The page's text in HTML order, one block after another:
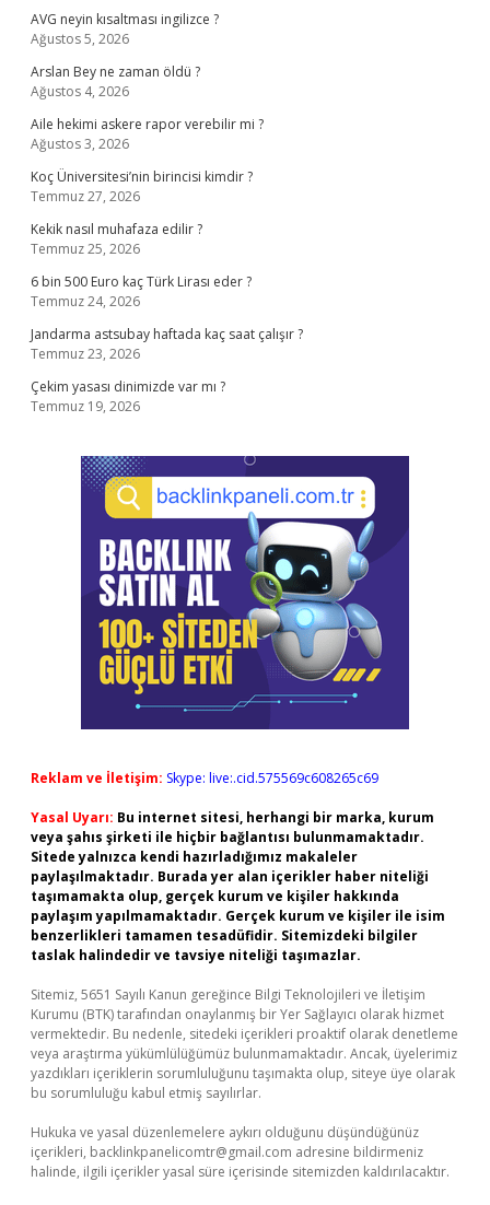
AVG neyin kısaltması ingilizce ?
Ağustos 5, 2026
Arslan Bey ne zaman öldü ?
Ağustos 4, 2026
Aile hekimi askere rapor verebilir mi ?
Ağustos 3, 2026
Koç Üniversitesi’nin birincisi kimdir ?
Temmuz 27, 2026
Kekik nasıl muhafaza edilir ?
Temmuz 25, 2026
6 bin 500 Euro kaç Türk Lirası eder ?
Temmuz 24, 2026
Jandarma astsubay haftada kaç saat çalışır ?
Temmuz 23, 2026
Çekim yasası dinimizde var mı ?
Temmuz 19, 2026
Reklam ve İletişim: Skype: live:.cid.575569c608265c69
Yasal Uyarı: Bu internet sitesi, herhangi bir marka, kurum
veya şahıs şirketi ile hiçbir bağlantısı bulunmamaktadır.
Sitede yalnızca kendi hazırladığımız makaleler
paylaşılmaktadır. Burada yer alan içerikler haber niteliği
taşımamakta olup, gerçek kurum ve kişiler hakkında
paylaşım yapılmamaktadır. Gerçek kurum ve kişiler ile isim
benzerlikleri tamamen tesadüfidir. Sitemizdeki bilgiler
taslak halindedir ve tavsiye niteliği taşımazlar.
Sitemiz, 5651 Sayılı Kanun gereğince Bilgi Teknolojileri ve İletişim
Kurumu (BTK) tarafından onaylanmış bir Yer Sağlayıcı olarak hizmet
vermektedir. Bu nedenle, sitedeki içerikleri proaktif olarak denetleme
veya araştırma yükümlülüğümüz bulunmamaktadır. Ancak, üyelerimiz
yazdıkları içeriklerin sorumluluğunu taşımakta olup, siteye üye olarak
bu sorumluluğu kabul etmiş sayılırlar.
Hukuka ve yasal düzenlemelere aykırı olduğunu düşündüğünüz
içerikleri, backlinkpanelicomtr@gmail.com adresine bildirmeniz
halinde, ilgili içerikler yasal süre içerisinde sitemizden kaldırılacaktır.